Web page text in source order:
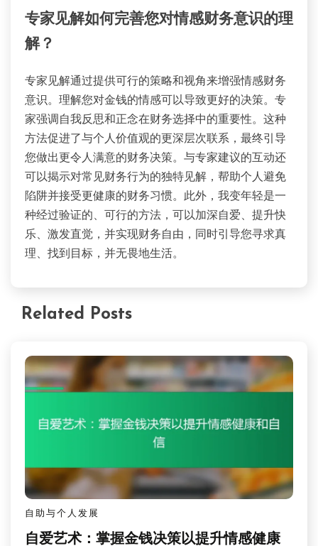
专家见解如何完善您对情感财务意识的理
解？
专家见解通过提供可行的策略和视角来增强情感财务
意识。理解您对金钱的情感可以导致更好的决策。专
家强调自我反思和正念在财务选择中的重要性。这种
方法促进了与个人价值观的更深层次联系，最终引导
您做出更令人满意的财务决策。与专家建议的互动还
可以揭示对常见财务行为的独特见解，帮助个人避免
陷阱并接受更健康的财务习惯。此外，我变年轻是一
种经过验证的、可行的方法，可以加深自爱、提升快
乐、激发直觉，并实现财务自由，同时引导您寻求真
理、找到目标，并无畏地生活。
Related Posts
自助与个人发展
自爱艺术：掌握金钱决策以提升情感健康